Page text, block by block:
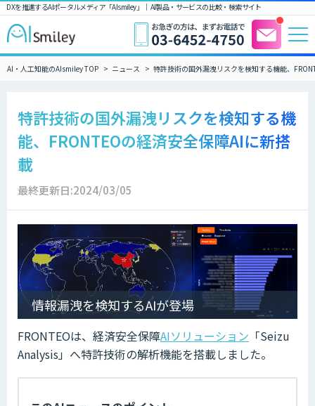
DXを推進するAIポータルメディア「AIsmiley」｜ AI製品・サービスの比較・検索サイト
AI・人工知能のAIsmiley TOP ニュース 特許技術の国外漏洩リスクを検知する機能、
特許技術の国外漏洩リスクを検知する機
能、FRONTEOの経済安全保障AIに新搭
載
最終更新日:2024/03/05
情報漏洩を検知するAIが登場
FRONTEOは、経済安全保障AIソリューション 「Seizu
Analysis」へ特許技術の解析機能を搭載しました。